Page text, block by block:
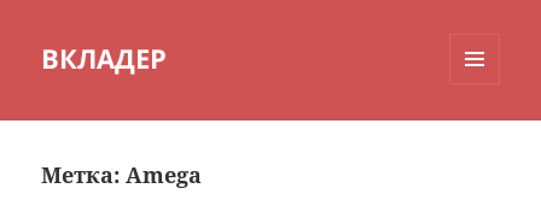
ВКЛАДЕР
Метка:Amega